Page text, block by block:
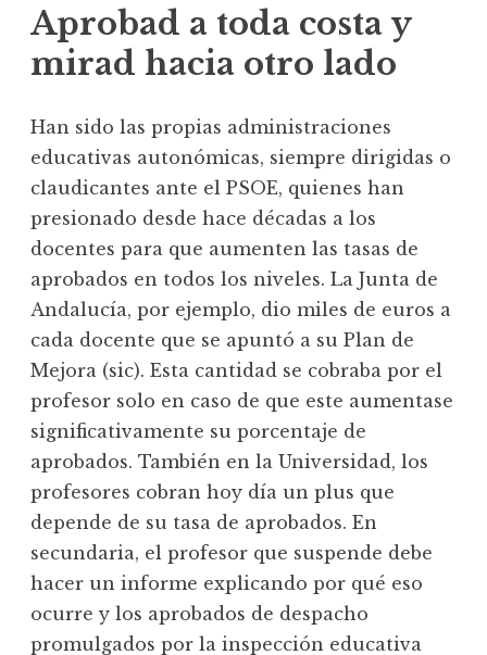
Aprobad a toda costa y
mirad hacia otro lado
Han sido las propias administraciones
educativas autonómicas, siempre dirigidas o
claudicantes ante el PSOE, quienes han
presionado desde hace décadas a los
docentes para que aumenten las tasas de
aprobados en todos los niveles. La Junta de
Andalucía, por ejemplo, dio miles de euros a
cada docente que se apuntó a su Plan de
Mejora (sic). Esta cantidad se cobraba por el
profesor solo en caso de que este aumentase
significativamente su porcentaje de
aprobados. También en la Universidad, los
profesores cobran hoy día un plus que
depende de su tasa de aprobados. En
secundaria, el profesor que suspende debe
hacer un informe explicando por qué eso
ocurre y los aprobados de despacho
promulgados por la inspección educativa